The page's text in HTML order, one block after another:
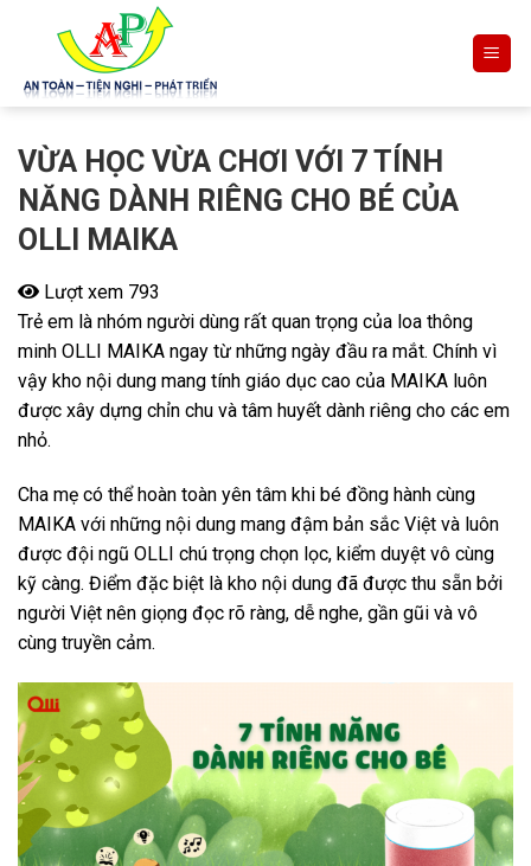
VỪA HỌC VỪA CHƠI VỚI 7 TÍNH
NĂNG DÀNH RIÊNG CHO BÉ CỦA
OLLI MAIKA
Lượt xem 793
Trẻ em là nhóm người dùng rất quan trọng của loa thông
minh OLLI MAIKA ngay từ những ngày đầu ra mắt. Chính vì
vậy kho nội dung mang tính giáo dục cao của MAIKA luôn
được xây dựng chỉn chu và tâm huyết dành riêng cho các em
nhỏ.
Cha mẹ có thể hoàn toàn yên tâm khi bé đồng hành cùng
MAIKA với những nội dung mang đậm bản sắc Việt và luôn
được đội ngũ OLLI chú trọng chọn lọc, kiểm duyệt vô cùng
kỹ càng. Điểm đặc biệt là kho nội dung đã được thu sẵn bởi
người Việt nên giọng đọc rõ ràng, dễ nghe, gần gũi và vô
cùng truyền cảm.